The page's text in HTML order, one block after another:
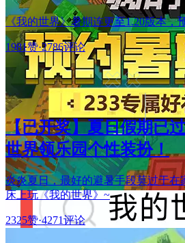
《我的世界》暑期连更至1.20版本，
1981赞·2786评论
【已开奖】夏日假期已
世界领乐园个性装扮！
炎炎夏日，最好的避暑手段莫过于在
床上玩《我的世界》~
2325赞·4271评论